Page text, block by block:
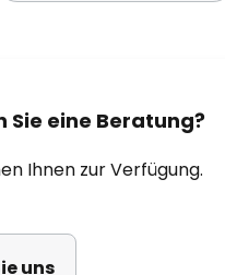
Sie eine Beratung?
Ihnen zur Verfügung.
uns